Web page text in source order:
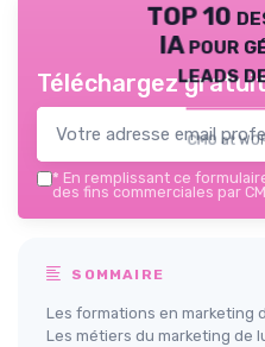
TOP 10
IA pour
leads
CMO at
Téléchargez
* En remplissant ce
des fins commerciales par
SOMMAIRE
Les formations en marketing
Les métiers du marketing de